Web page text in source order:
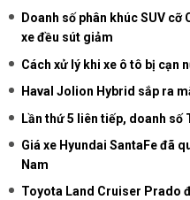
Doanh số phân khúc SUV
xe đều sút giảm
Cách xử lý khi xe ô tô bị cạn
Haval Jolion Hybrid sắp ra
Lần thứ 5 liên tiếp, doanh
Giá xe Hyundai SantaFe đã
Nam
Toyota Land Cruiser Prado